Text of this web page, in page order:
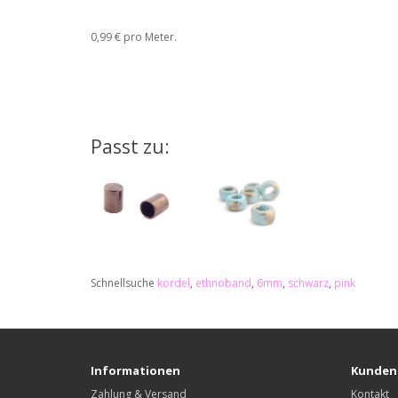
0,99 € pro Meter.
Passt zu:
Schnellsuche kordel, ethnoband, 6mm, schwarz, pink
Informationen
Zahlung & Versand Kontakt